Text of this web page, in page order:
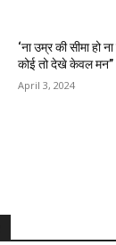
‘ना उम्र की सीमा हो
कोई तो देखे केवल मन”
April 3, 2024